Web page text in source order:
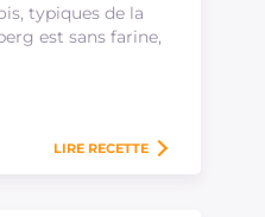
typiques de la
est sans farine,
LIRE RECETTE